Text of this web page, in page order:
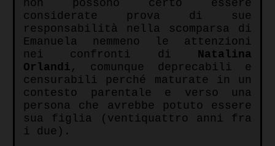
non possono certo essere
considerate prova di sue
responsabilità nella scomparsa di
Emanuela nemmeno le attenzioni
nei confronti di Natalina
Orlandi , comunque deprecabili e
censurabili perché maturate in un
contesto parentale e verso una
persona che avrebbe potuto essere
sua figlia (ventiquattro anni fra
i due).